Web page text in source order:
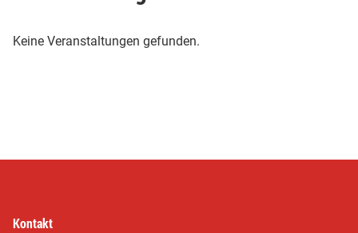
Keine Veranstaltungen gefunden.
Kontakt